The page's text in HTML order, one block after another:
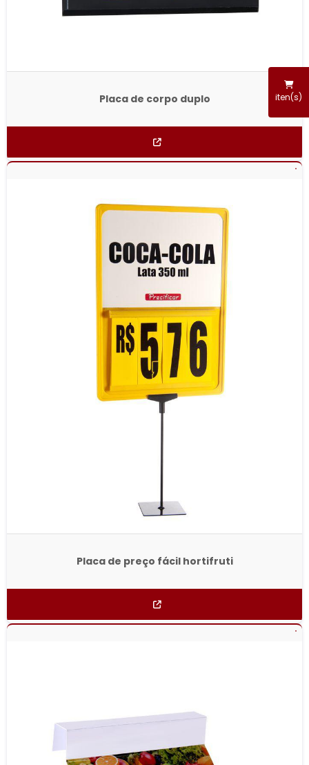
iten(s)
Placa de corpo duplo
Placa de preço fácil hortifruti